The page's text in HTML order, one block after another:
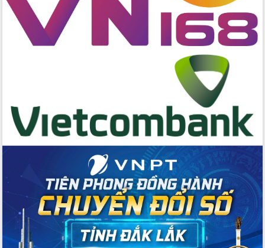
Đảm bảo công tác bầu cử triển khai
đúng tiến độ, quy trình theo luật định
Ban Tuyên giáo và Dân vận Trung ương
tập huấn công tác khoa giáo năm 2025
công tác bầu cử tỉnh Đắk Lắk
Hội nghị UBND tỉnh thường kỳ tháng
10 năm 2025
Bí thư Tỉnh ủy Lương Nguyễn Minh
Triết kiểm tra việc thực hiện chống
khai thác IUU
Hội thảo chuyên đề “Hành trình xuất
khẩu nông sản Việt Nam qua thương
mại điện tử cùng Amazon”